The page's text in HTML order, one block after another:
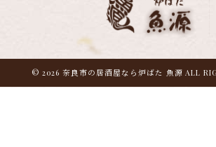
© 2026 奈良市の居酒屋なら炉ばた 魚源 ALL